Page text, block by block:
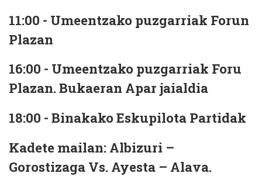
11:00 - Umeentzako puzgarriak Forun
Plazan
16:00 - Umeentzako puzgarriak Foru
Plazan. Bukaeran Apar jaialdia
18:00 - Binakako Eskupilota Partidak
Kadete mailan: Albizuri –
Gorostizaga Vs. Ayesta – Alava.